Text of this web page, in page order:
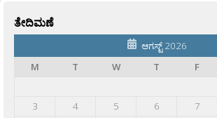
ತೇದಿಮಣೆ
ಆಗಸ್ಟ್ 2026
M
T W T F
3
4 5 6 7